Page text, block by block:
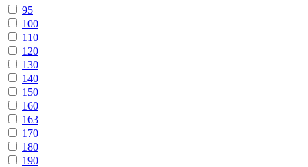
95
100
110
120
130
140
150
160
163
170
180
190